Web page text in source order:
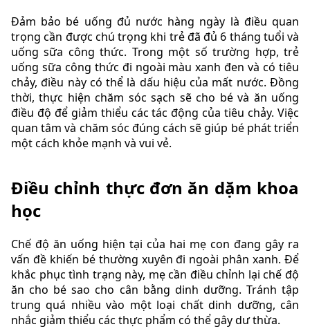
Đảm bảo bé uống đủ nước hàng ngày là điều quan
trọng cần được chú trọng khi trẻ đã đủ 6 tháng tuổi và
uống sữa công thức. Trong một số trường hợp, trẻ
uống sữa công thức đi ngoài màu xanh đen và có tiêu
chảy, điều này có thể là dấu hiệu của mất nước. Đồng
thời, thực hiện chăm sóc sạch sẽ cho bé và ăn uống
điều độ để giảm thiểu các tác động của tiêu chảy. Việc
quan tâm và chăm sóc đúng cách sẽ giúp bé phát triển
một cách khỏe mạnh và vui vẻ.
Điều chỉnh thực đơn ăn dặm khoa
học
Chế độ ăn uống hiện tại của hai mẹ con đang gây ra
vấn đề khiến bé thường xuyên đi ngoài phân xanh. Để
khắc phục tình trạng này, mẹ cần điều chỉnh lại chế độ
ăn cho bé sao cho cân bằng dinh dưỡng. Tránh tập
trung quá nhiều vào một loại chất dinh dưỡng, cân
nhắc giảm thiểu các thực phẩm có thể gây dư thừa.